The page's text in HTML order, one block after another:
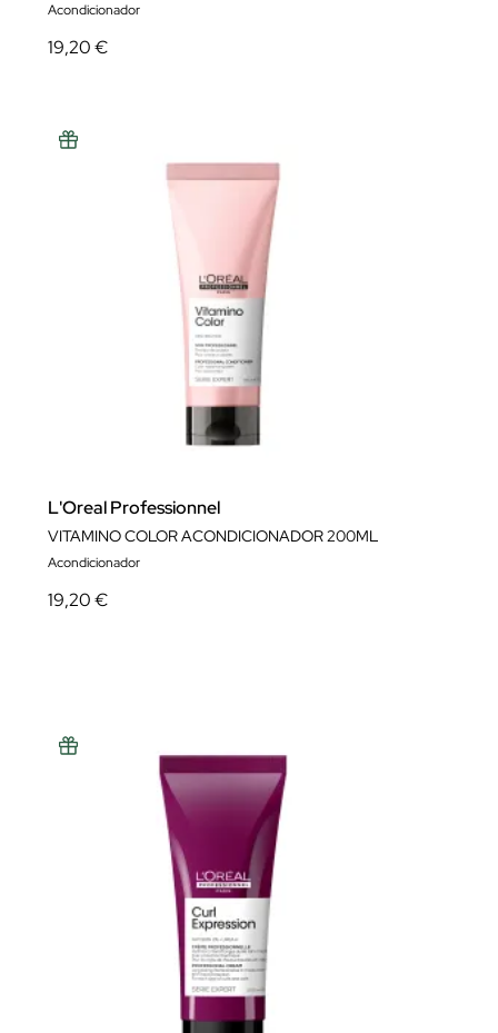
Acondicionador
19,20 €
L'Oreal Professionnel
VITAMINO COLOR ACONDICIONADOR 200ML
Acondicionador
19,20 €